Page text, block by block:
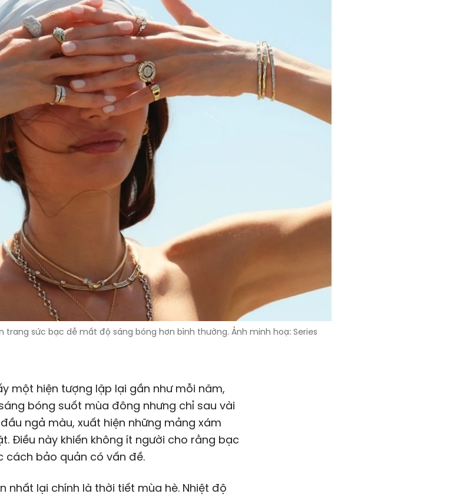
sức bạc dễ mất độ sáng bóng hơn bình thường. Ảnh minh hoạ: Series
một hiện tượng lặp lại gần như mỗi năm,
bóng suốt mùa đông nhưng chỉ sau vài
ngả màu, xuất hiện những mảng xám
Điều này khiến không ít người cho rằng bạc
cách bảo quản có vấn đề.
nhất lại chính là thời tiết mùa hè. Nhiệt độ